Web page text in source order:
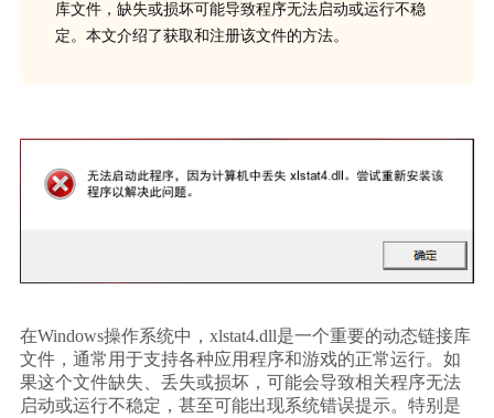
库文件，缺失或损坏可能导致程序无法启动或运行不稳
定。本文介绍了获取和注册该文件的方法。
在Windows操作系统中，xlstat4.dll是一个重要的动态链接库
文件，通常用于支持各种应用程序和游戏的正常运行。如
果这个文件缺失、丢失或损坏，可能会导致相关程序无法
启动或运行不稳定，甚至可能出现系统错误提示。特别是